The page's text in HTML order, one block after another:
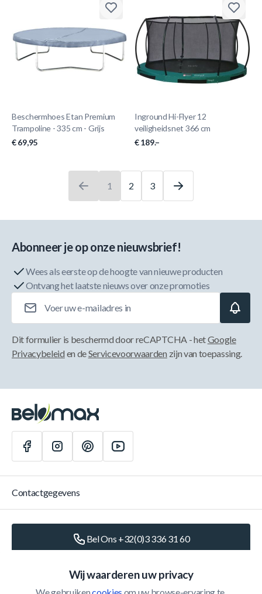
Beschermhoes Etan Premium
Trampoline - 335 cm - Grijs
€ 69,95
Inground Hi-Flyer 12
veiligheidsnet 366 cm
€ 189.–
U leest momenteel pagina
1
Pagina
2
Pagina
3
Wij waarderen uw privacy
Abonneer je op onze nieuwsbrief!
Wees als eerste op de hoogte van nieuwe producten
Ontvang het laatste nieuws over onze promoties
Dit formulier is beschermd door reCAPTCHA - hetGoogle
Privacybeleid en deServicevoorwaarden zijn van toepassing.
Contactgegevens
Bel Ons +32(0)3 336 31 60
Schrijf Ons info@belomax.com